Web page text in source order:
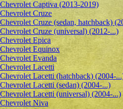
Chevrolet Captiva (2013-2019)
Chevrolet Cruze
Chevrolet Cruze (sedan, hatchback)
Chevrolet Cruze (universal) (2012-...)
Chevrolet Epiсa
Chevrolet Equinox
Chevrolet Evanda
Chevrolet Lacetti
Chevrolet Lacetti (hatchback) (2004-
Chevrolet Lacetti (sedan) (2004-...)
Chevrolet Lacetti (universal) (2004-...)
Chevrolet Niva